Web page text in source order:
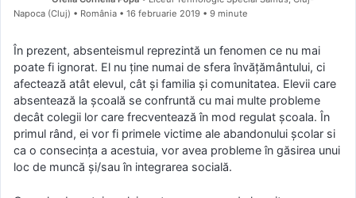
Napoca (Cluj) • România
16 februarie 2019 • 9 minute
În prezent, absenteismul reprezintă un fenomen ce nu mai
poate fi ignorat. El nu ţine numai de sfera învăţământului, ci
afectează atât elevul, cât şi familia şi comunitatea. Elevii care
absentează la şcoală se confruntă cu mai multe probleme
decât colegii lor care frecventează în mod regulat şcoala. În
primul rând, ei vor fi primele victime ale abandonului şcolar si
ca o consecinţa a acestuia, vor avea probleme în găsirea unui
loc de muncă și/sau în integrarea socială.